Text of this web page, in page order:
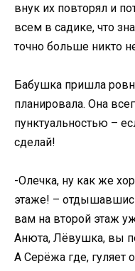
внук их повторял и
всем в садике, что
точно больше никто
Бабушка пришла
планировала. Она
пунктуальностью –
сделай!
-Олечка, ну как же
этаже! –
вам на второй этаж
Анюта, Лёвушка, вы
А Серёжа где, гуляет